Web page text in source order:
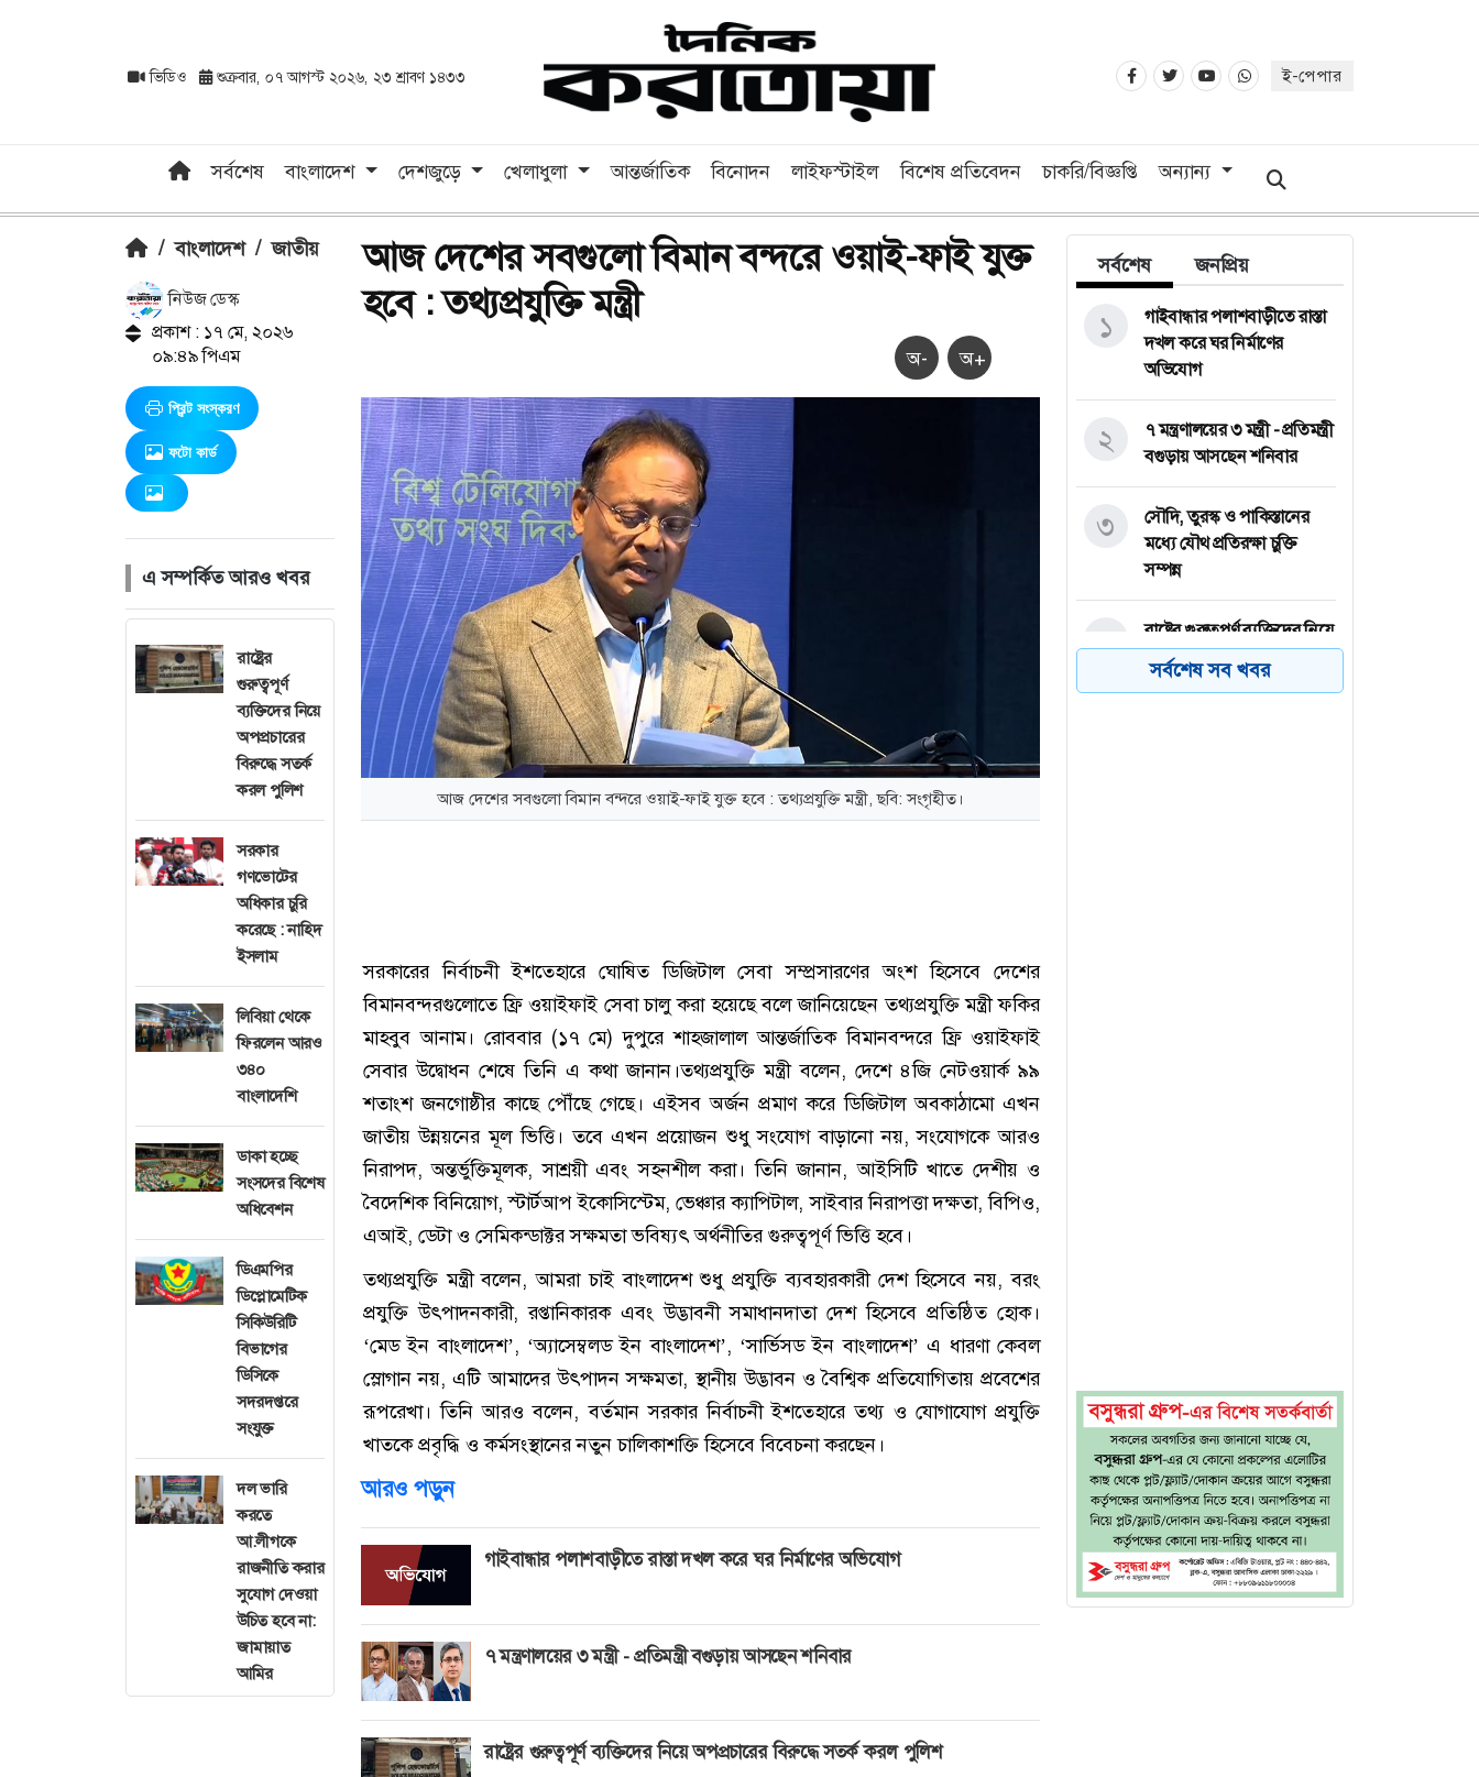
ভিডিও শুক্রবার, ০৭ আগস্ট ২০২৬, ২৩ শ্রাবণ ১৪৩৩ ই-পেপার
সর্বশেষ বাংলাদেশ দেশজুড়ে খেলাধুলা আন্তর্জাতিক বিনোদন লাইফস্টাইল বিশেষ প্রতিবেদন চাকরি/বিজ্ঞপ্তি অন্যান্য
/ বাংলাদেশ / জাতীয়
নিউজ ডেস্ক
প্রকাশ : ১৭ মে, ২০২৬
০৯:৪৯ পিএম
প্রিন্ট সংস্করণ
ফটো কার্ড
এ সম্পর্কিত আরও খবর
রাষ্ট্রের
গুরুত্বপূর্ণ
ব্যক্তিদের নিয়ে
অপপ্রচারের
বিরুদ্ধে সতর্ক
করল পুলিশ
সরকার
গণভোটের
অধিকার চুরি
করেছে : নাহিদ
ইসলাম
লিবিয়া থেকে
ফিরলেন আরও
৩৪০
বাংলাদেশি
ডাকা হচ্ছে
সংসদের বিশেষ
অধিবেশন
ডিএমপির
ডিপ্লোমেটিক
সিকিউরিটি
বিভাগের
ডিসিকে
সদরদপ্তরে
সংযুক্ত
দল ভারি
করতে
আ.লীগকে
রাজনীতি করার
সুযোগ দেওয়া
উচিত হবে না:
জামায়াত
আমির
আজ দেশের সবগুলো বিমান বন্দরে ওয়াই-ফাই যুক্ত
হবে : তথ্যপ্রযুক্তি মন্ত্রী
অ- অ+
আজ দেশের সবগুলো বিমান বন্দরে ওয়াই-ফাই যুক্ত হবে : তথ্যপ্রযুক্তি মন্ত্রী, ছবি: সংগৃহীত।
সরকারের নির্বাচনী ইশতেহারে ঘোষিত ডিজিটাল সেবা সম্প্রসারণের অংশ হিসেবে দেশের
বিমানবন্দরগুলোতে ফ্রি ওয়াইফাই সেবা চালু করা হয়েছে বলে জানিয়েছেন তথ্যপ্রযুক্তি মন্ত্রী ফকির
মাহবুব আনাম। রোববার (১৭ মে) দুপুরে শাহজালাল আন্তর্জাতিক বিমানবন্দরে ফ্রি ওয়াইফাই
সেবার উদ্বোধন শেষে তিনি এ কথা জানান।তথ্যপ্রযুক্তি মন্ত্রী বলেন, দেশে ৪জি নেটওয়ার্ক ৯৯
শতাংশ জনগোষ্ঠীর কাছে পৌঁছে গেছে। এইসব অর্জন প্রমাণ করে ডিজিটাল অবকাঠামো এখন
জাতীয় উন্নয়নের মূল ভিত্তি। তবে এখন প্রয়োজন শুধু সংযোগ বাড়ানো নয়, সংযোগকে আরও
নিরাপদ, অন্তর্ভুক্তিমূলক, সাশ্রয়ী এবং সহনশীল করা। তিনি জানান, আইসিটি খাতে দেশীয় ও
বৈদেশিক বিনিয়োগ, স্টার্টআপ ইকোসিস্টেম, ভেঞ্চার ক্যাপিটাল, সাইবার নিরাপত্তা দক্ষতা, বিপিও,
এআই, ডেটা ও সেমিকন্ডাক্টর সক্ষমতা ভবিষ্যৎ অর্থনীতির গুরুত্বপূর্ণ ভিত্তি হবে।
তথ্যপ্রযুক্তি মন্ত্রী বলেন, আমরা চাই বাংলাদেশ শুধু প্রযুক্তি ব্যবহারকারী দেশ হিসেবে নয়, বরং
প্রযুক্তি উৎপাদনকারী, রপ্তানিকারক এবং উদ্ভাবনী সমাধানদাতা দেশ হিসেবে প্রতিষ্ঠিত হোক।
‘মেড ইন বাংলাদেশ’, ‘অ্যাসেম্বলড ইন বাংলাদেশ’, ‘সার্ভিসড ইন বাংলাদেশ’ এ ধারণা কেবল
স্লোগান নয়, এটি আমাদের উৎপাদন সক্ষমতা, স্থানীয় উদ্ভাবন ও বৈশ্বিক প্রতিযোগিতায় প্রবেশের
রূপরেখা। তিনি আরও বলেন, বর্তমান সরকার নির্বাচনী ইশতেহারে তথ্য ও যোগাযোগ প্রযুক্তি
খাতকে প্রবৃদ্ধি ও কর্মসংস্থানের নতুন চালিকাশক্তি হিসেবে বিবেচনা করছেন।
আরও পড়ুন
গাইবান্ধার পলাশবাড়ীতে রাস্তা দখল করে ঘর নির্মাণের অভিযোগ
৭ মন্ত্রণালয়ের ৩ মন্ত্রী - প্রতিমন্ত্রী বগুড়ায় আসছেন শনিবার
রাষ্ট্রের গুরুত্বপূর্ণ ব্যক্তিদের নিয়ে অপপ্রচারের বিরুদ্ধে সতর্ক করল পুলিশ
সর্বশেষ জনপ্রিয়
গাইবান্ধার পলাশবাড়ীতে রাস্তা
দখল করে ঘর নির্মাণের
অভিযোগ
১
৭ মন্ত্রণালয়ের ৩ মন্ত্রী - প্রতিমন্ত্রী
বগুড়ায় আসছেন শনিবার
২
সৌদি, তুরস্ক ও পাকিস্তানের
মধ্যে যৌথ প্রতিরক্ষা চুক্তি
সম্পন্ন
৩
রাষ্ট্রের গুরুত্বপূর্ণ ব্যক্তিদের নিয়ে
অপপ্রচারের বিরুদ্ধে সতর্ক করল
পুলিশ
৪
সর্বশেষ সব খবর